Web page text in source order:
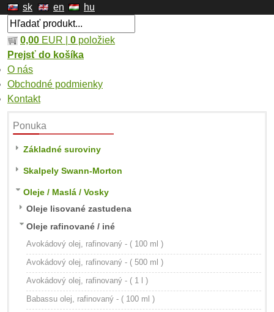
sk en hu
0,00 EUR | 0 položiek
Prejsť do košíka
O nás
Obchodné podmienky
Kontakt
Ponuka
Základné suroviny
Skalpely Swann-Morton
Oleje / Maslá / Vosky
Oleje lisované zastudena
Oleje rafinované / iné
Avokádový olej, rafinovaný - ( 100 ml )
Avokádový olej, rafinovaný - ( 500 ml )
Avokádový olej, rafinovaný - ( 1 l )
Babassu olej, rafinovaný - ( 100 ml )